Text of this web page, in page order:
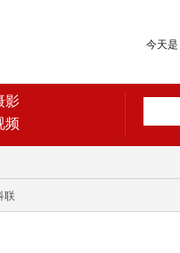
今天是
影
频
联